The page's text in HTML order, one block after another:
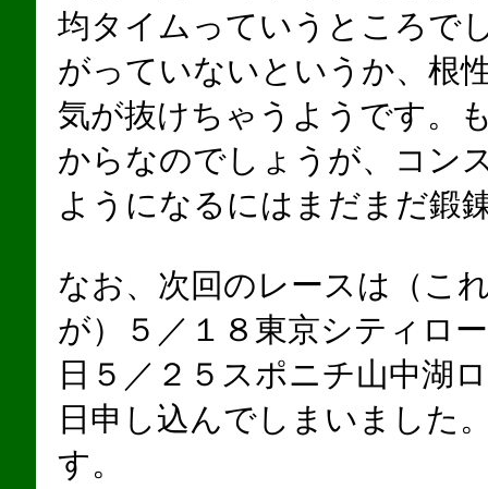
均タイムっていうところで
がっていないというか、根
気が抜けちゃうようです。
からなのでしょうが、コン
ようになるにはまだまだ鍛
なお、次回のレースは（こ
が）５／１８東京シティロ
日５／２５スポニチ山中湖
日申し込んでしまいました
す。